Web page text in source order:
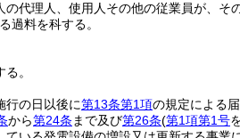
代理人、使用人その他の従業員が、そ
過料を科する。
。
行の日以後に第13条第1項の規定による
から第24条 まで及び第26条(第1項第1号